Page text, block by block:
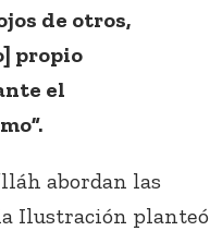
de otros,
propio
el
abordan las
Ilustración planteó